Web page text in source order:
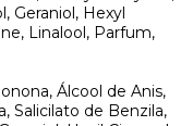
Geraniol, Hexyl
Linalool, Parfum,
Álcool de Anis,
Salicilato de Benzila,